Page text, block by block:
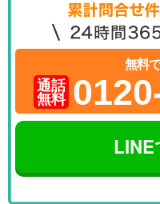
無料
通話
無料
LINE